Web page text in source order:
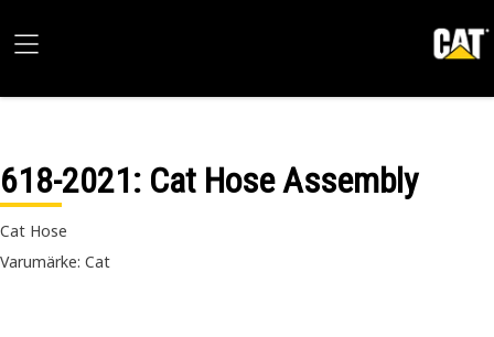
618-2021: Cat Hose Assembly
Cat Hose
Varumärke: Cat